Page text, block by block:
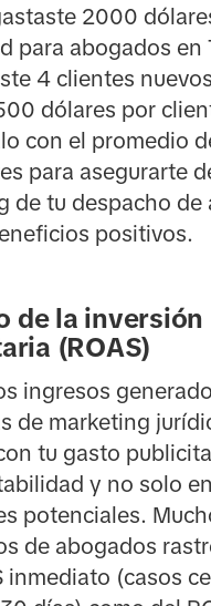
2000
para abogados en
4 clientes
dólares por
con el promedio
para asegurarte
de tu despacho de
positivos.
de la inversión
(ROAS)
ingresos
de marketing
tu gasto
y no solo
potenciales.
de abogados
inmediato (casos